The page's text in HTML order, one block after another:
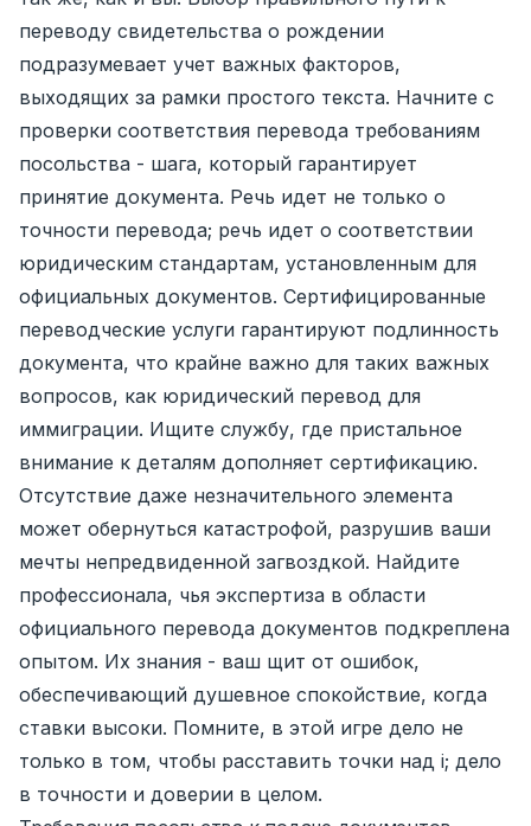
переводу свидетельства о рождении
подразумевает учет важных факторов,
выходящих за рамки простого текста. Начните с
проверки соответствия перевода требованиям
посольства - шага, который гарантирует
принятие документа. Речь идет не только о
точности перевода; речь идет о соответствии
юридическим стандартам, установленным для
официальных документов. Сертифицированные
переводческие услуги гарантируют подлинность
документа, что крайне важно для таких важных
вопросов, как юридический перевод для
иммиграции. Ищите службу, где пристальное
внимание к деталям дополняет сертификацию.
Отсутствие даже незначительного элемента
может обернуться катастрофой, разрушив ваши
мечты непредвиденной загвоздкой. Найдите
профессионала, чья экспертиза в области
официального перевода документов подкреплена
опытом. Их знания - ваш щит от ошибок,
обеспечивающий душевное спокойствие, когда
ставки высоки. Помните, в этой игре дело не
только в том, чтобы расставить точки над i; дело
в точности и доверии в целом.